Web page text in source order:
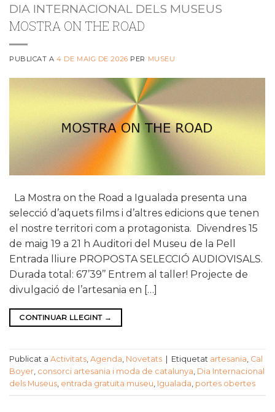
DIA INTERNACIONAL DELS MUSEUS
MOSTRA ON THE ROAD
PUBLICAT A4 DE MAIG DE 2026 PER MUSEU
La Mostra on the Road a Igualada presenta una
selecció d’aquets films i d’altres edicions que tenen
el nostre territori com a protagonista. Divendres 15
de maig 19 a 21 h Auditori del Museu de la Pell
Entrada lliure PROPOSTA SELECCIÓ AUDIOVISALS.
Durada total: 67’39’’ Entrem al taller! Projecte de
divulgació de l’artesania en […]
CONTINUAR LLEGINT →
Publicat a Activitats, Agenda, Novetats Etiquetat artesania, Cal
Boyer, consorci artesania i moda de catalunya, Dia Internacional
dels Museus, entrada gratuïta museu, Igualada, portes obertes